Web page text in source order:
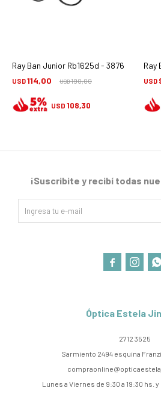
Ray Ban Junior Rb1625d - 3876
USD114,00 USD190,00
USD 108,30
Ray
USD
Óptica Estela
2712 3525
Sarmiento 2494 esquina
Lunes a Viernes de 9:30 a 19:30 hs. y
¡Suscribite y recibí todas
  